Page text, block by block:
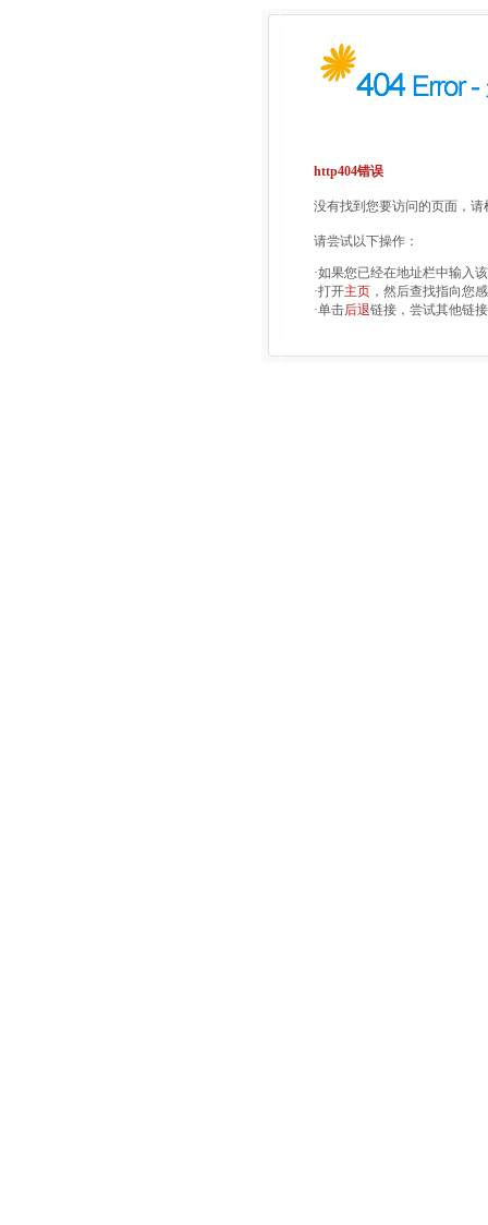
http404错误
没有找到您要访问的页面，
请尝试以下操作：
·如果您已经在地址栏中输入
·打开主页 ，然后查找指向您
·单击后退链接，尝试其他链